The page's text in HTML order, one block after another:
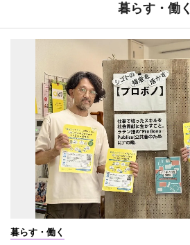
暮らす・働く
暮らす・働く